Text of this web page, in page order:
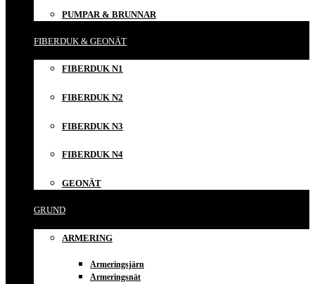
PUMPAR & BRUNNAR
FIBERDUK & GEONÄT
FIBERDUK N1
FIBERDUK N2
FIBERDUK N3
FIBERDUK N4
GEONÄT
GRUND
ARMERING
Armeringsjärn
Armeringsnät